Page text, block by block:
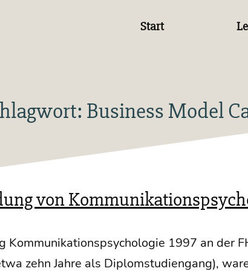
Start
Business Model
von
Kom­mu­ni­ka­ti­ons­psy­cho­lo­gie 1997 an der
zehn Jah­re als Diplom­stu­di­en­gang),